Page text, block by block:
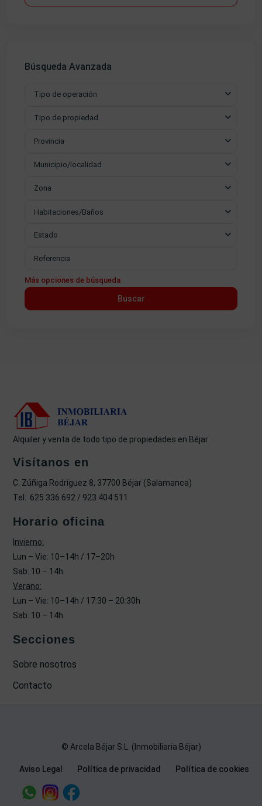
Búsqueda Avanzada
Tipo de operación
Tipo de propiedad
Provincia
Municipio/localidad
Zona
Habitaciones/Baños
Estado
Más opciones de búsqueda
Buscar
Alquiler y venta de todo tipo de propiedades en Béjar
Visítanos en
C. Zúñiga Rodríguez 8, 37700 Béjar (Salamanca)
Tel: 625 336 692 / 923 404 511
Horario oficina
Invierno:
Lun – Vie: 10–14h / 17–20h
Sab: 10 – 14h
Verano:
Lun – Vie: 10–14h / 17:30 – 20:30h
Sab: 10 – 14h
Secciones
Sobre nosotros
Contacto
© Arcela Béjar S.L. (Inmobiliaria Béjar)
Aviso Legal Política de privacidad Política de cookies